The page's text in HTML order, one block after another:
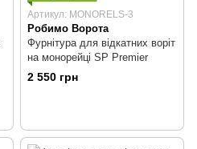
Артикул: MONORELS-3
Робимо Ворота
Фурнітура для відкатних воріт
на монорейці SP Premier
2 550 грн